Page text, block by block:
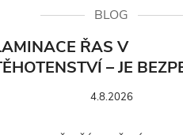
BLOG
ŘAS V
– JE
4.8.2026